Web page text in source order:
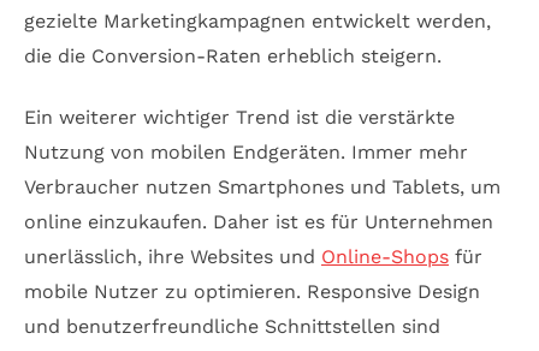
gezielte Marketingkampagnen entwickelt werden,
die die Conversion-Raten erheblich steigern.
Ein weiterer wichtiger Trend ist die verstärkte
Nutzung von mobilen Endgeräten. Immer mehr
Verbraucher nutzen Smartphones und Tablets, um
online einzukaufen. Daher ist es für Unternehmen
unerlässlich, ihre Websites und Online-Shops für
mobile Nutzer zu optimieren. Responsive Design
und benutzerfreundliche Schnittstellen sind